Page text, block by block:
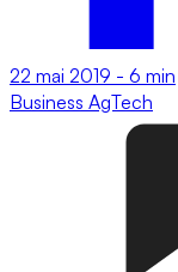
22 mai 2019 - 6 min
Business AgTech